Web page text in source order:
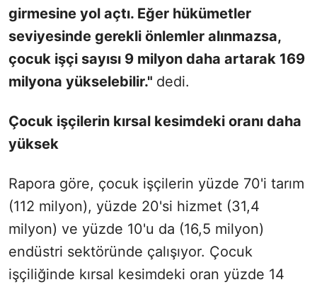
girmesine yol açtı. Eğer hükümetler
seviyesinde gerekli önlemler alınmazsa,
çocuk işçi sayısı 9 milyon daha artarak 169
milyona yükselebilir." dedi.
Çocuk işçilerin kırsal kesimdeki oranı daha
yüksek
Rapora göre, çocuk işçilerin yüzde 70'i tarım
(112 milyon), yüzde 20'si hizmet (31,4
milyon) ve yüzde 10'u da (16,5 milyon)
endüstri sektöründe çalışıyor. Çocuk
işçiliğinde kırsal kesimdeki oran yüzde 14